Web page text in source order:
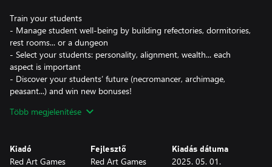
Train your students
- Manage student well-being by building refectories, dormitories,
rest rooms... or a dungeon
- Select your students: personality, alignment, wealth... each
aspect is important
- Discover your students’ future (necromancer, archimage,
peasant...) and win new bonuses!
Customize your school
- Fill your school with legendary creatures: dragons, janitors...
- Choose the rules of your school: exemplary punishments,
Több megjelenítése
Kiadó
Red Art Games
Fejlesztő
Red Art Games
Kiadás dátuma
2025. 05. 01.